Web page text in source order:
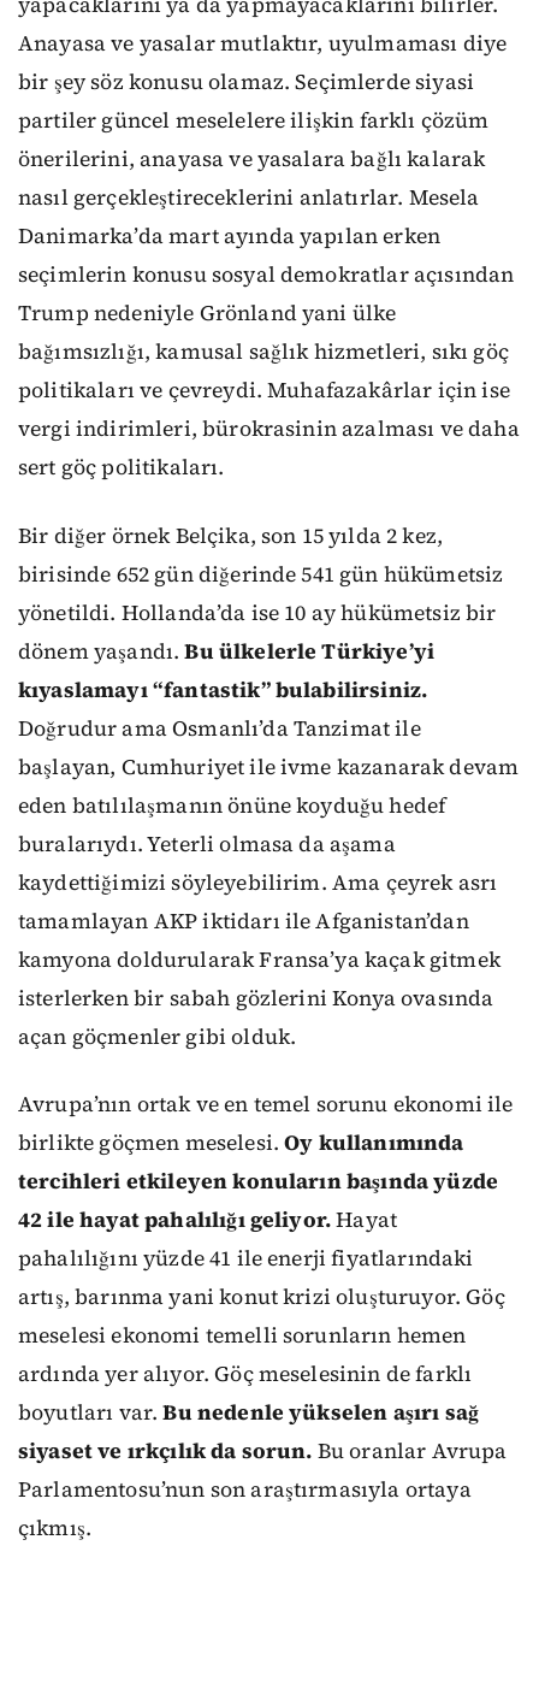
Anayasa ve yasalar mutlaktır, uyulmaması diye
bir şey söz konusu olamaz. Seçimlerde siyasi
partiler güncel meselelere ilişkin farklı çözüm
önerilerini, anayasa ve yasalara bağlı kalarak
nasıl gerçekleştireceklerini anlatırlar. Mesela
Danimarka’da mart ayında yapılan erken
seçimlerin konusu sosyal demokratlar açısından
Trump nedeniyle Grönland yani ülke
bağımsızlığı, kamusal sağlık hizmetleri, sıkı göç
politikaları ve çevreydi. Muhafazakârlar için ise
vergi indirimleri, bürokrasinin azalması ve daha
sert göç politikaları.
Bir diğer örnek Belçika, son 15 yılda 2 kez,
birisinde 652 gün diğerinde 541 gün hükümetsiz
yönetildi. Hollanda’da ise 10 ay hükümetsiz bir
dönem yaşandı.Bu ülkelerle Türkiye’yi
kıyaslamayı “fantastik” bulabilirsiniz.
Doğrudur ama Osmanlı’da Tanzimat ile
başlayan, Cumhuriyet ile ivme kazanarak devam
eden batılılaşmanın önüne koyduğu hedef
buralarıydı. Yeterli olmasa da aşama
kaydettiğimizi söyleyebilirim. Ama çeyrek asrı
tamamlayan AKP iktidarı ile Afganistan’dan
kamyona doldurularak Fransa’ya kaçak gitmek
isterlerken bir sabah gözlerini Konya ovasında
açan göçmenler gibi olduk.
Avrupa’nın ortak ve en temel sorunu ekonomi ile
birlikte göçmen meselesi.Oy kullanımında
tercihleri etkileyen konuların başında yüzde
42 ile hayat pahalılığı geliyor.Hayat
pahalılığını yüzde 41 ile enerji fiyatlarındaki
artış, barınma yani konut krizi oluşturuyor. Göç
meselesi ekonomi temelli sorunların hemen
ardında yer alıyor. Göç meselesinin de farklı
boyutları var.Bu nedenle yükselen aşırı sağ
siyaset ve ırkçılık da sorun. Bu oranlar Avrupa
Parlamentosu’nun son araştırmasıyla ortaya
çıkmış.